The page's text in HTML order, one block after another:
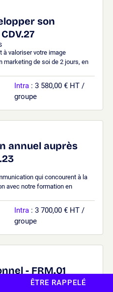
son
à valoriser votre image
marketing de soi de 2 jours, en
Intra : 3 580,00 € HT /
groupe
annuel auprès
qui concourent à la
avec notre formation en
Intra : 3 700,00 € HT /
groupe
- FRM.01
ÊTRE RAPPELÉ